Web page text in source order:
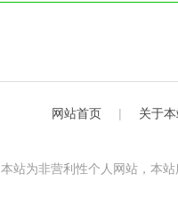
网站首页 | 关于
本站为非营利性个人网站，本